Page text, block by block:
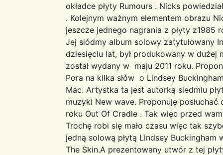
okładce płyty Rumours . Nicks
. Kolejnym ważnym elementem obrazu
jeszcze jednego nagrania z płyty z1985
Jej siódmy album solowy zatytułowany
dziesięciu lat, był produkowany w
został wydany w maju 2011 roku.
Pora na kilka słów o Lindsey
Mac. Artystka ta jest autorką siedmiu
muzyki New wave. Proponuję
roku Out Of Cradle . Tak więc przed
Trochę robi się mało czasu więc tak
jedną solową płytą Lindsey
The Skin.A prezentowany utwór z tej